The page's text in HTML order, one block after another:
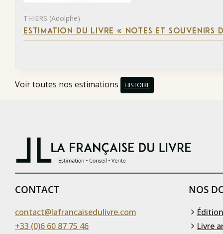
THIERS (Adolphe)
ESTIMATION DU LIVRE « NOTES ET SOUVENIRS
Voir toutes nos estimations HISTOIRE
CONTACT
contact@lafrancaisedulivre.com
+33 (0)6 60 87 75 46
NOS
Livre